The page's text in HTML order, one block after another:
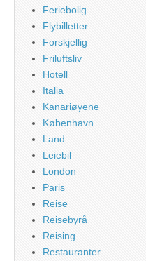
Feriebolig
Flybilletter
Forskjellig
Friluftsliv
Hotell
Italia
Kanariøyene
København
Land
Leiebil
London
Paris
Reise
Reisebyrå
Reising
Restauranter